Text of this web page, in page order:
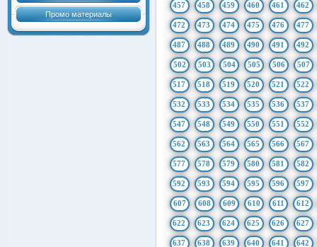
Промо материалы
457 458 459 460 461 462
472 473 474 475 476 477
487 488 489 490 491 492
502 503 504 505 506 507
517 518 519 520 521 522
532 533 534 535 536 537
547 548 549 550 551 552
562 563 564 565 566 567
577 578 579 580 581 582
592 593 594 595 596 597
607 608 609 610 611 612
622 623 624 625 626 627
637 638 639 640 641 642